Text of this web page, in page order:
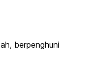
berpenghuni